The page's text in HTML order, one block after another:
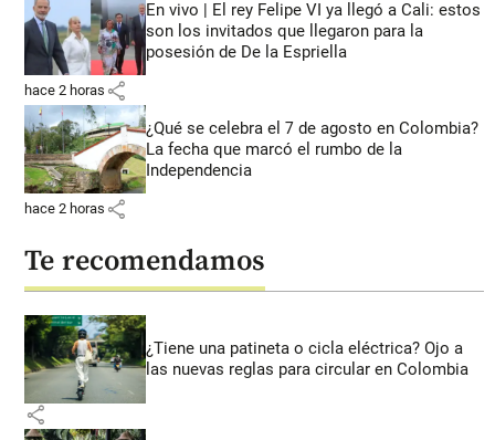
En vivo | El rey Felipe VI ya llegó a Cali: estos
son los invitados que llegaron para la
posesión de De la Espriella
hace 2 horas share
¿Qué se celebra el 7 de agosto en Colombia?
La fecha que marcó el rumbo de la
Independencia
hace 2 horas share
Te recomendamos
¿Tiene una patineta o cicla eléctrica? Ojo a
las nuevas reglas para circular en Colombia
share